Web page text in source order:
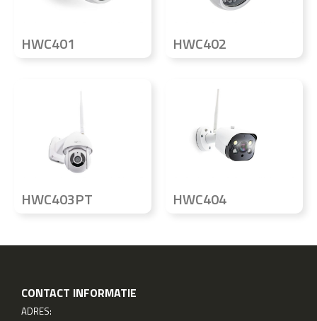
HWC401 HWC402
HWC403PT HWC404
CONTACT INFORMATIE
ADRES: